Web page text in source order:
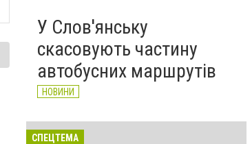
У Слов'янську
скасовують частину
автобусних маршрутів
НОВИНИ
СПЕЦТЕМА